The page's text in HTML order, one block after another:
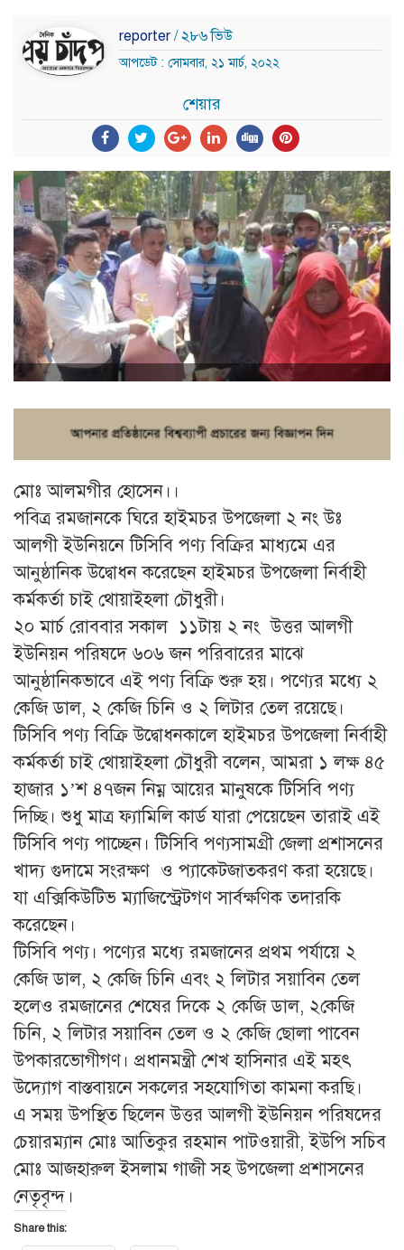
reporter / ২৮৬ ভিউ
আপডেট : সোমবার, ২১ মার্চ, ২০২২
শেয়ার
মোঃ আলমগীর হোসেন।।
পবিত্র রমজানকে ঘিরে হাইমচর উপজেলা ২ নং উঃ
আলগী ইউনিয়নে টিসিবি পণ্য বিক্রির মাধ্যমে এর
আনুষ্ঠানিক উদ্বোধন করেছেন হাইমচর উপজেলা নির্বাহী
কর্মকর্তা চাই থোয়াইহলা চৌধুরী।
২০ মার্চ রোববার সকাল ১১টায় ২ নং উত্তর আলগী
ইউনিয়ন পরিষদে ৬০৬ জন পরিবারের মাঝে
আনুষ্ঠানিকভাবে এই পণ্য বিক্রি শুরু হয়। পণ্যের মধ্যে ২
কেজি ডাল, ২ কেজি চিনি ও ২ লিটার তেল রয়েছে।
টিসিবি পণ্য বিক্রি উদ্বোধনকালে হাইমচর উপজেলা নির্বাহী
কর্মকর্তা চাই থোয়াইহলা চৌধুরী বলেন, আমরা ১ লক্ষ ৪৫
হাজার ১’শ ৪৭জন নিম্ন আয়ের মানুষকে টিসিবি পণ্য
দিচ্ছি। শুধু মাত্র ফ্যামিলি কার্ড যারা পেয়েছেন তারাই এই
টিসিবি পণ্য পাচ্ছেন। টিসিবি পণ্যসামগ্রী জেলা প্রশাসনের
খাদ্য গুদামে সংরক্ষণ ও প্যাকেটজাতকরণ করা হয়েছে।
যা এক্সিকিউটিভ ম্যাজিস্ট্রেটগণ সার্বক্ষণিক তদারকি
করেছেন।
টিসিবি পণ্য। পণ্যের মধ্যে রমজানের প্রথম পর্যায়ে ২
কেজি ডাল, ২ কেজি চিনি এবং ২ লিটার সয়াবিন তেল
হলেও রমজানের শেষের দিকে ২ কেজি ডাল, ২কেজি
চিনি, ২ লিটার সয়াবিন তেল ও ২ কেজি ছোলা পাবেন
উপকারভোগীগণ। প্রধানমন্ত্রী শেখ হাসিনার এই মহৎ
উদ্যোগ বাস্তবায়নে সকলের সহযোগিতা কামনা করছি।
এ সময় উপস্থিত ছিলেন উত্তর আলগী ইউনিয়ন পরিষদের
চেয়ারম্যান মোঃ আতিকুর রহমান পাটওয়ারী, ইউপি সচিব
মোঃ আজহারুল ইসলাম গাজী সহ উপজেলা প্রশাসনের
নেতৃবৃন্দ।
Share this: